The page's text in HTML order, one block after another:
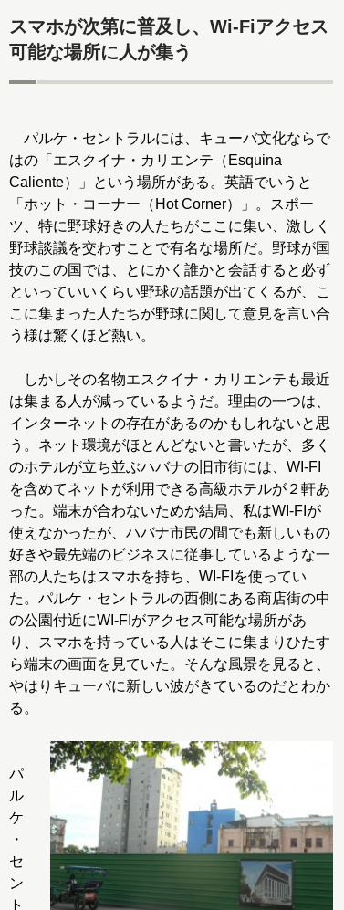
スマホが次第に普及し、Wi-Fiアクセス
可能な場所に人が集う
パルケ・セントラルには、キューバ文化ならで
はの「エスクイナ・カリエンテ（Esquina
Caliente）」という場所がある。英語でいうと
「ホット・コーナー（Hot Corner）」。スポー
ツ、特に野球好きの人たちがここに集い、激しく
野球談議を交わすことで有名な場所だ。野球が国
技のこの国では、とにかく誰かと会話すると必ず
といっていいくらい野球の話題が出てくるが、こ
こに集まった人たちが野球に関して意見を言い合
う様は驚くほど熱い。
しかしその名物エスクイナ・カリエンテも最近
は集まる人が減っているようだ。理由の一つは、
インターネットの存在があるのかもしれないと思
う。ネット環境がほとんどないと書いたが、多く
のホテルが立ち並ぶハバナの旧市街には、WI-FI
を含めてネットが利用できる高級ホテルが２軒あ
った。端末が合わないためか結局、私はWI-FIが
使えなかったが、ハバナ市民の間でも新しいもの
好きや最先端のビジネスに従事しているような一
部の人たちはスマホを持ち、WI-FIを使ってい
た。パルケ・セントラルの西側にある商店街の中
の公園付近にWI-FIがアクセス可能な場所があ
り、スマホを持っている人はそこに集まりひたす
ら端末の画面を見ていた。そんな風景を見ると、
やはりキューバに新しい波がきているのだとわか
る。
パ
ル
ケ
・
セ
ン
ト